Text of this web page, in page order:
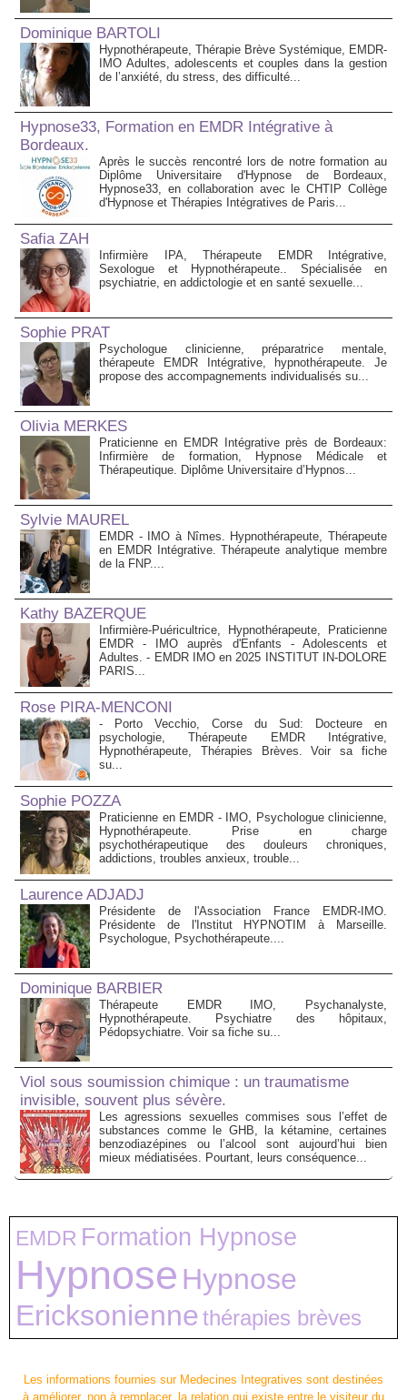
Dominique BARTOLI
Hypnothérapeute, Thérapie Brève Systémique, EMDR-
IMO Adultes, adolescents et couples dans la gestion
de l’anxiété, du stress, des difficulté...
Hypnose33, Formation en EMDR Intégrative à
Bordeaux.
Après le succès rencontré lors de notre formation au
Diplôme Universitaire d'Hypnose de Bordeaux,
Hypnose33, en collaboration avec le CHTIP Collège
d'Hypnose et Thérapies Intégratives de Paris...
Safia ZAH
Infirmière IPA, Thérapeute EMDR Intégrative,
Sexologue et Hypnothérapeute.. Spécialisée en
psychiatrie, en addictologie et en santé sexuelle...
Sophie PRAT
Psychologue clinicienne, préparatrice mentale,
thérapeute EMDR Intégrative, hypnothérapeute. Je
propose des accompagnements individualisés su...
Olivia MERKES
Praticienne en EMDR Intégrative près de Bordeaux:
Infirmière de formation, Hypnose Médicale et
Thérapeutique. Diplôme Universitaire d’Hypnos...
Sylvie MAUREL
EMDR - IMO à Nîmes. Hypnothérapeute, Thérapeute
en EMDR Intégrative. Thérapeute analytique membre
de la FNP....
Kathy BAZERQUE
Infirmière-Puéricultrice, Hypnothérapeute, Praticienne
EMDR - IMO auprès d'Enfants - Adolescents et
Adultes. - EMDR IMO en 2025 INSTITUT IN-DOLORE
PARIS...
Rose PIRA-MENCONI
- Porto Vecchio, Corse du Sud: Docteure en
psychologie, Thérapeute EMDR Intégrative,
Hypnothérapeute, Thérapies Brèves. Voir sa fiche
su...
Sophie POZZA
Praticienne en EMDR - IMO, Psychologue clinicienne,
Hypnothérapeute. Prise en charge
psychothérapeutique des douleurs chroniques,
addictions, troubles anxieux, trouble...
Laurence ADJADJ
Présidente de l'Association France EMDR-IMO.
Présidente de l'Institut HYPNOTIM à Marseille.
Psychologue, Psychothérapeute....
Dominique BARBIER
Thérapeute EMDR IMO, Psychanalyste,
Hypnothérapeute. Psychiatre des hôpitaux,
Pédopsychiatre. Voir sa fiche su...
Viol sous soumission chimique : un traumatisme
invisible, souvent plus sévère.
Les agressions sexuelles commises sous l’effet de
substances comme le GHB, la kétamine, certaines
benzodiazépines ou l’alcool sont aujourd’hui bien
mieux médiatisées. Pourtant, leurs conséquence...
EMDR Formation Hypnose
Hypnose Hypnose
Ericksoniennethérapies brèves
Les informations fournies sur Medecines Integratives sont destinées
à améliorer, non à remplacer, la relation qui existe entre le visiteur du